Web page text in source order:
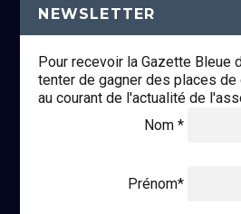
NEWSLETTER
Pour recevoir la Gazette Bleue
tenter de gagner des places
au courant de l'actualité de
Nom *
Prénom*